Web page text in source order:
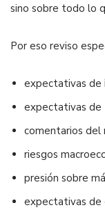
sino sobre todo lo
Por eso reviso
expectativas de
expectativas de
comentarios del
riesgos
presión sobre
expectativas de